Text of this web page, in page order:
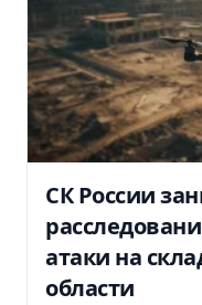
СК России
атаки на
области